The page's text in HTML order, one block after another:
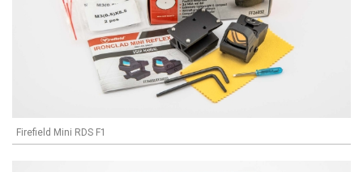
Firefield Mini RDS F1